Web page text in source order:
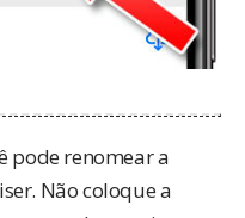
pode renomear a
Não coloque a